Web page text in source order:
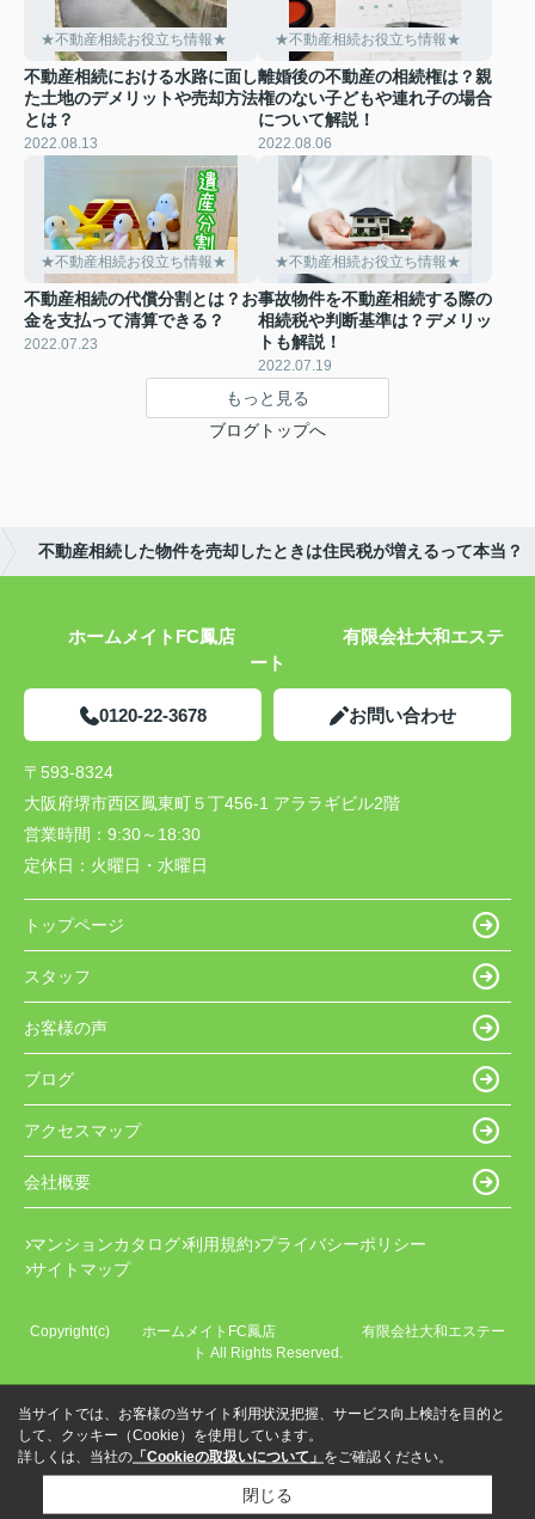
★不動産相続お役立ち情報★
不動産相続における水路に面し
た土地のデメリットや売却方法
とは？
2022.08.13
★不動産相続お役立ち情報★
離婚後の不動産の相続権は？親
権のない子どもや連れ子の場合
について解説！
2022.08.06
★不動産相続お役立ち情報★
不動産相続の代償分割とは？お
金を支払って清算できる？
2022.07.23
★不動産相続お役立ち情報★
事故物件を不動産相続する際の
相続税や判断基準は？デメリッ
トも解説！
2022.07.19
もっと見る
ブログトップへ
不動産相続した物件を売却したときは住民税が増えるって本当？
ホームメイトFC鳳店 有限会社大和エステ
ート
0120-22-3678 お問い合わせ
〒593-8324
大阪府堺市西区鳳東町５丁456-1 アララギビル2階
営業時間： 9:30～18:30
定休日： 火曜日・水曜日
トップページ
スタッフ
お客様の声
ブログ
アクセスマップ
会社概要
マンションカタログ 利用規約 プライバシーポリシー
サイトマップ
Copyright(c) ホームメイトFC鳳店 有限会社大和エステー
ト All Rights Reserved.
当サイトでは、お客様の当サイト利用状況把握、サービス向上検討を目的と
して、クッキー（Cookie）を使用しています。
詳しくは、当社の 「Cookieの取扱いについて」 をご確認ください。
閉じる